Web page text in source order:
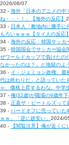
2026/08/07
32 - 海外「日本のアニメの中
ね・・・！」【海外の反応】
33 - 日本人「敷地内に勝手
もろいｗｗｗ【タイ人の反応】
34 - 海外の反応：韓国サッカ
35 - 韓国国会でサッカー協会
ぜワールドカップで負けたの
なかったのは？」と地獄のよ
36 - イ・ジェミョン政権、
代は終わりだ」と語っていた
ゃ、価格上昇するわな。中学
37 - 俺(32歳)が職場の9歳年
38 - 正直ザ・ビートルズって
39 - ハードオフに売っていた
ｗｗ」「逆に超安い」 2024/
40 -
【閲覧注意】俺が近く